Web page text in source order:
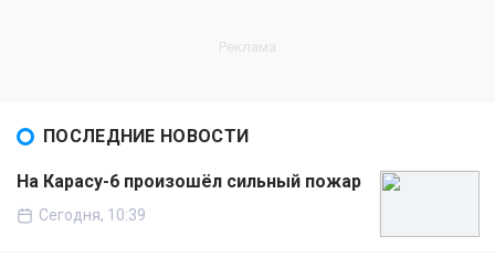
ПОСЛЕДНИЕ НОВОСТИ
На Карасу-6 произошёл сильный пожар
Сегодня, 10:39